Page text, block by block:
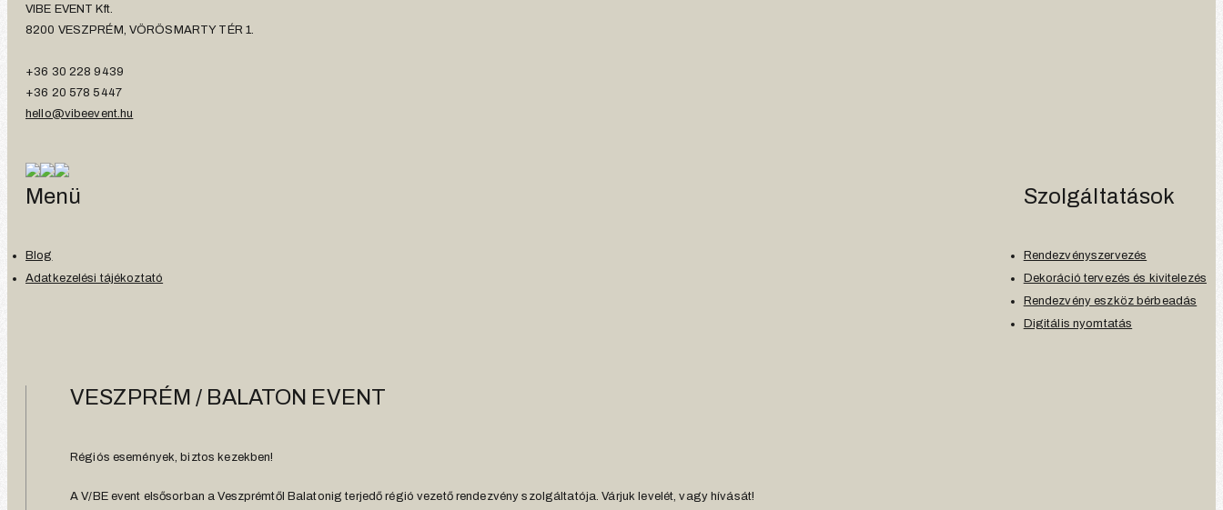
VIBE EVENT Kft.
8200 VESZPRÉM, VÖRÖSMARTY TÉR 1.
+36 30 228 9439
+36 20 578 5447
hello@vibeevent.hu
Menü
Blog
Adatkezelési tájékoztató
Szolgáltatások
Rendezvényszervezés
Dekoráció tervezés és kivitelezés
Rendezvény eszköz bérbeadás
Digitális nyomtatás
VESZPRÉM / BALATON EVENT
Régiós események, biztos kezekben!
A V/BE event elsősorban a Veszprémtől Balatonig terjedő régió vezető rendezvény szolgáltatója. Várjuk levelét, vagy hívását!